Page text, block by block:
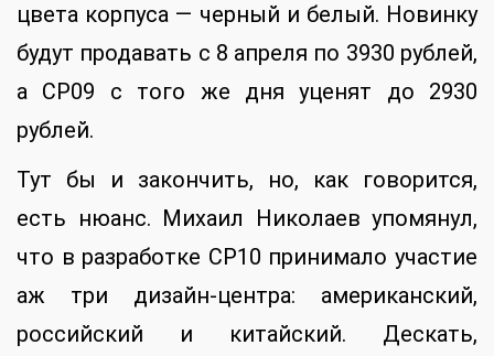
цвета корпуса — черный и белый. Новинку
будут продавать с 8 апреля по 3930 рублей,
а CP09 с того же дня уценят до 2930
рублей.
Тут бы и закончить, но, как говорится,
есть нюанс. Михаил Николаев упомянул,
что в разработке CP10 принимало участие
аж три дизайн-центра: американский,
российский и китайский. Дескать,